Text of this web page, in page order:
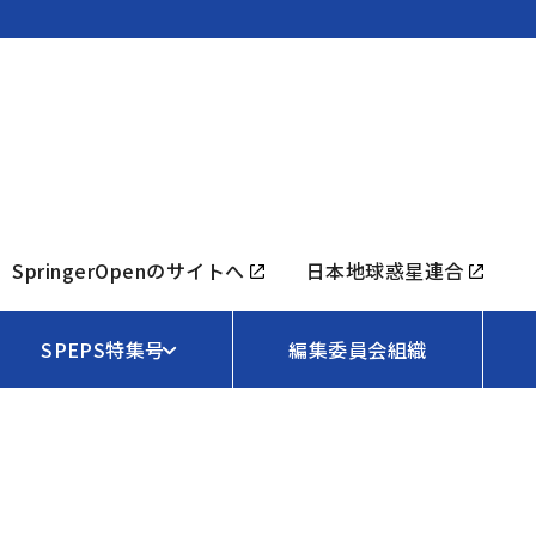
SpringerOpenのサイトへ 日本地球惑星連合
SPEPS特集号 編集委員会組織